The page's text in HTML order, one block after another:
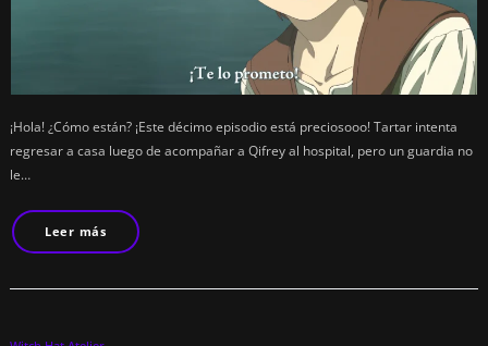
¡Hola! ¿Cómo están? ¡Este décimo episodio está preciosooo! Tartar intenta
regresar a casa luego de acompañar a Qifrey al hospital, pero un guardia no
le…
Leer más